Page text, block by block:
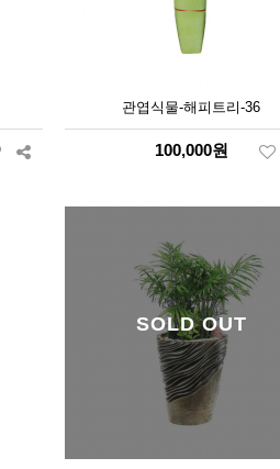
관엽식물-해피트리-36
100,000원
SOLD OUT